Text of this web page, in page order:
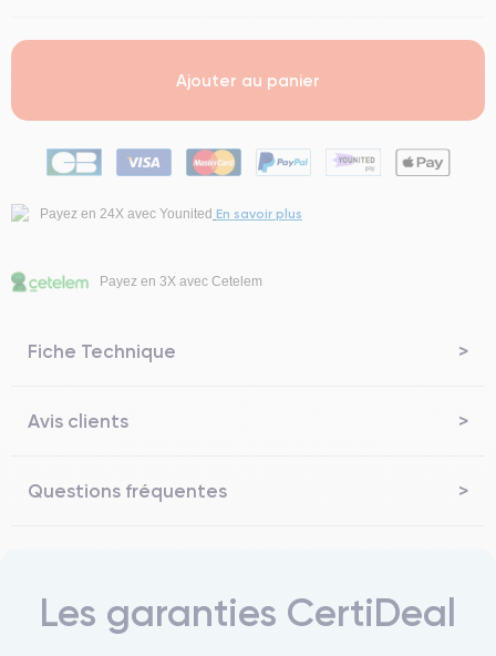
Ajouter au panier
Payez en 24X avec Younited En savoir plus
Payez en 3X avec Cetelem
Fiche Technique
Avis clients
Questions fréquentes
Les garanties CertiDeal